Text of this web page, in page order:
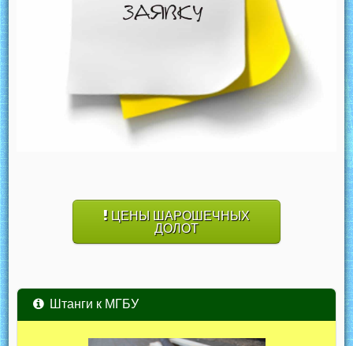
ЦЕНЫ ШАРОШЕЧНЫХ
ДОЛОТ
Штанги к МГБУ